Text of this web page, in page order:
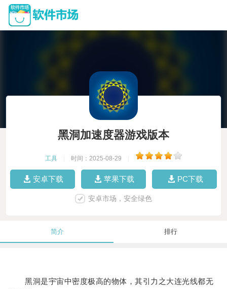
黑洞加速度器游戏版本
工具 时间：2025-08-29
安卓下载 苹果下载 PC下载
安卓市场，安全绿色
简介 排行
黑洞是宇宙中密度极高的物体，其引力之大连光线都无